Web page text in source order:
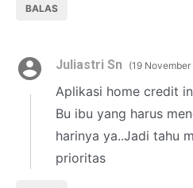
BALAS
Juliastri Sn 19
Aplikasi home credit
Bu ibu yang harus
harinya ya..Jadi tahu
prioritas